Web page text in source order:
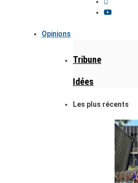
Opinions
Tribune
Idées
Les plus récents